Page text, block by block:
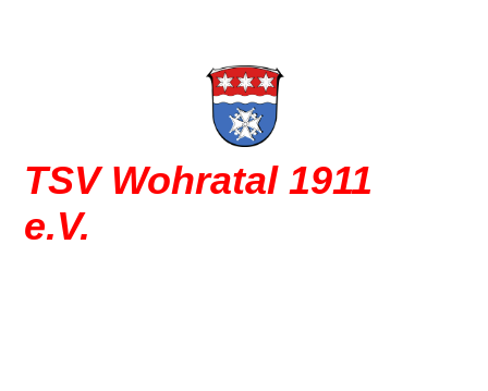
TSV Wohratal 1911
e.V.